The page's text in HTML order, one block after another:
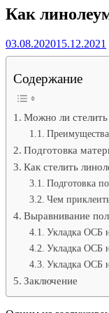
Как
03.08.202015.12.2021
Содержание
Можно ли
Подготовка
Как стелить
Подготовка
Чем
Выравнивание
Укладка ОСБ
Укладка ОСБ
Укладка ОСБ
Заключение